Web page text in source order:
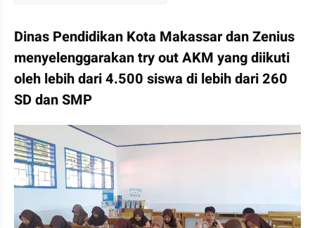
Dinas Pendidikan Kota Makassar dan Zenius
menyelenggarakan try out AKM yang diikuti
oleh lebih dari 4.500 siswa di lebih dari 260
SD dan SMP